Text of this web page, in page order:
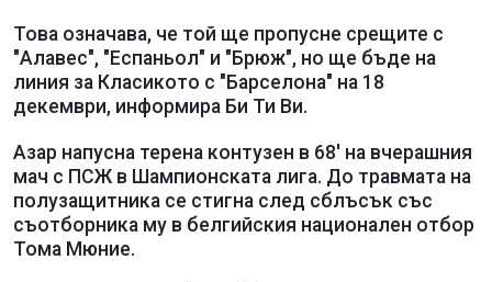
Това означава, че той ще пропусне срещите с
"Алавес", "Еспаньол" и "Брюж", но ще бъде на
линия за Класикото с "Барселона" на 18
декември, информира Би Ти Ви.
Азар напусна терена контузен в 68' на вчерашния
мач с ПСЖ в Шампионската лига. До травмата на
полузащитника се стигна след сблъсък със
съотборника му в белгийския национален отбор
Тома Мюние.